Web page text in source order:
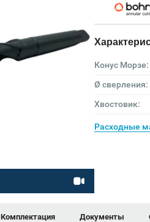
Конус Морзе:
Ø сверления:
Хвостовик:
Расходные
Комплектация Документы